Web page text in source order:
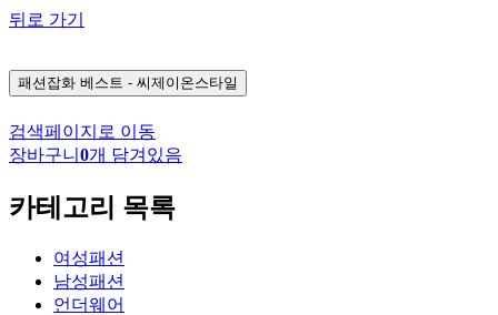
뒤로 가기
패션잡화 베스트 - 씨제이온스타일
검색페이지로 이동
장바구니 0개 담겨있음
카테고리 목록
여성패션
남성패션
언더웨어